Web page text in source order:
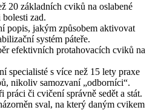
20 základních cviků na oslabené
zad.
popis, jakým způsobem aktivovat
systém páteře.
efektivních protahovacích cviků na
specialisté s více než 15 lety praxe
nikoliv samozvaní „odborníci“.
práci či cvičení správně sedět a stát.
sval, na který daným cvikem